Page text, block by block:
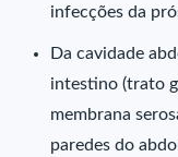
infecções da
Da cavidade
intestino (trato
membrana
paredes do